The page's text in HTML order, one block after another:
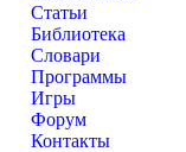
Статьи
Библиотека
Словари
Программы
Игры
Форум
Контакты